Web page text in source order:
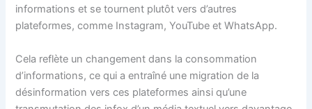
informations et se tournent plutôt vers d’autres
plateformes, comme Instagram, YouTube et WhatsApp.
Cela reflète un changement dans la consommation
d’informations, ce qui a entraîné une migration de la
désinformation vers ces plateformes ainsi qu’une